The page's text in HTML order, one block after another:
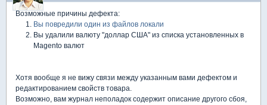
Возможные причины дефекта:
Вы повредили один из файлов локали
Вы удалили валюту "доллар США" из списка установленных в
Magento валют
Хотя вообще я не вижу связи между указанным вами дефектом и
редактированием свойств товара.
Возможно, вам журнал неполадок содержит описание другого сбоя,